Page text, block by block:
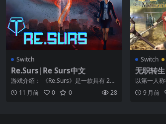
Switch
Re.Surs|Re Surs中文
游戏介绍： 《Re.Surs》是一款具有 2D
射击元素的叙事性动作冒险游戏，用...
11 月前 0 0 28
Switch
无职转
本事
ss
以第一人
世界就拿出
拿出真...
9 月前